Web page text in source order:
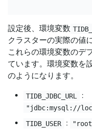
設定後、環境変数
クラスターの実際の値
これらの環境変数のデ
ています。環境変数を
のようになります。
TIDB_JDBC_URL :
"jdbc:mysql://
TIDB_USER
: